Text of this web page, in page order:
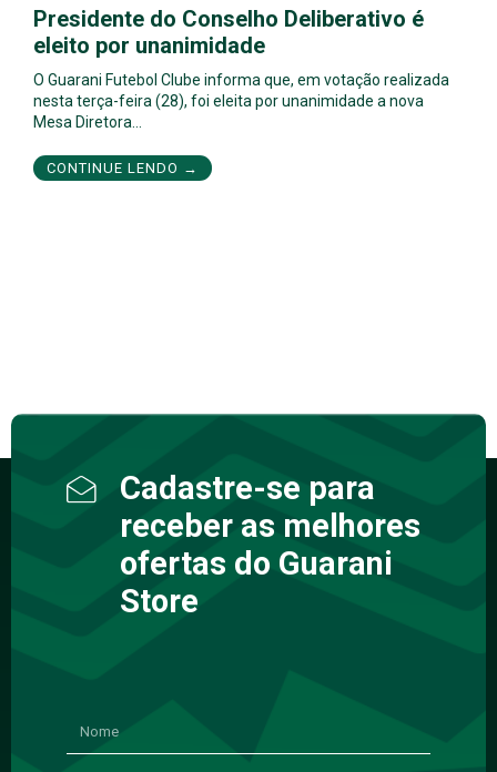
Presidente do Conselho Deliberativo é
eleito por unanimidade
O Guarani Futebol Clube informa que, em votação realizada
nesta terça-feira (28), foi eleita por unanimidade a nova
Mesa Diretora…
CONTINUE LENDO →
Cadastre-se para
receber as melhores
ofertas do Guarani
Store